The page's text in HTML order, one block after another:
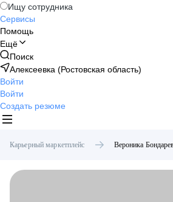
Ищу сотрудника
Сервисы
Помощь
Ещё
Поиск
Алексеевка (Ростовская область)
Войти
Войти
Создать резюме
Карьерный маркетплейс Вероника